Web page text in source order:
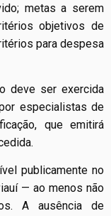
metas a serem
objetivos de
para despesa
deve ser exercida
especialistas de
que emitirá
publicamente no
— ao menos não
A ausência de